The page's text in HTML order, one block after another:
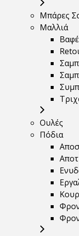
Μπάρες
Μαλλιά
Ουλές
Πόδια